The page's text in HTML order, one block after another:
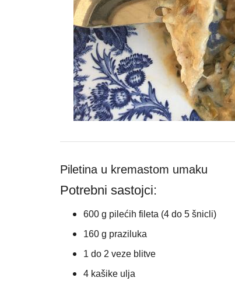
Piletina u kremastom umaku
Potrebni sastojci:
600 g pilećih fileta (4 do 5 šnicli)
160 g praziluka
1 do 2 veze blitve
4 kašike ulja